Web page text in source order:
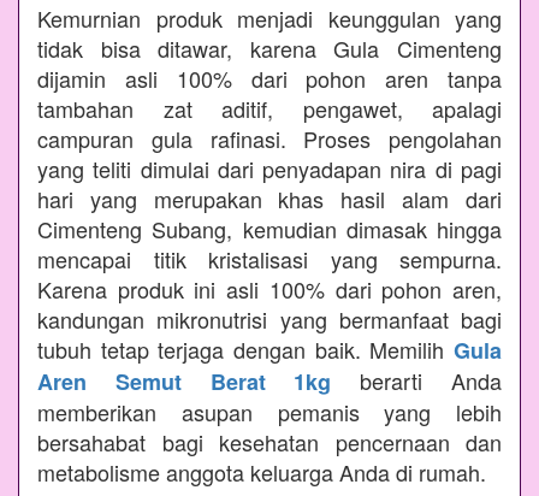
Kemurnian produk menjadi keunggulan yang
tidak bisa ditawar, karena Gula Cimenteng
dijamin asli 100% dari pohon aren tanpa
tambahan zat aditif, pengawet, apalagi
campuran gula rafinasi. Proses pengolahan
yang teliti dimulai dari penyadapan nira di pagi
hari yang merupakan khas hasil alam dari
Cimenteng Subang, kemudian dimasak hingga
mencapai titik kristalisasi yang sempurna.
Karena produk ini asli 100% dari pohon aren,
kandungan mikronutrisi yang bermanfaat bagi
tubuh tetap terjaga dengan baik. Memilih Gula
Aren Semut Berat 1kg berarti Anda
memberikan asupan pemanis yang lebih
bersahabat bagi kesehatan pencernaan dan
metabolisme anggota keluarga Anda di rumah.